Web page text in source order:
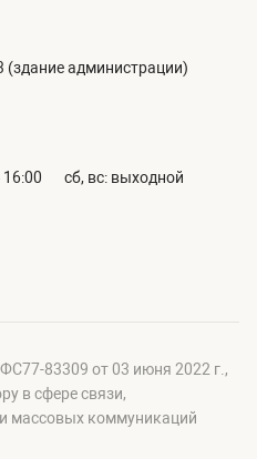
(здание администрации)
сб, вс: выходной
83309 от 03 июня 2022 г.,
в сфере связи,
массовых коммуникаций